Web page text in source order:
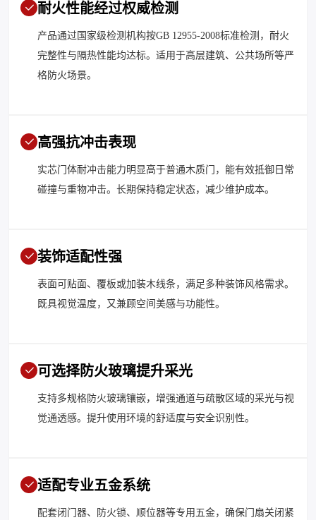
耐火性能经过权威检测
产品通过国家级检测机构按GB 12955-2008标准检测，耐火
完整性与隔热性能均达标。适用于高层建筑、公共场所等严
格防火场景。
高强抗冲击表现
实芯门体耐冲击能力明显高于普通木质门，能有效抵御日常
碰撞与重物冲击。长期保持稳定状态，减少维护成本。
装饰适配性强
表面可贴面、覆板或加装木线条，满足多种装饰风格需求。
既具视觉温度，又兼顾空间美感与功能性。
可选择防火玻璃提升采光
支持多规格防火玻璃镶嵌，增强通道与疏散区域的采光与视
觉通透感。提升使用环境的舒适度与安全识别性。
适配专业五金系统
配套闭门器、防火锁、顺位器等专用五金，确保门扇关闭紧